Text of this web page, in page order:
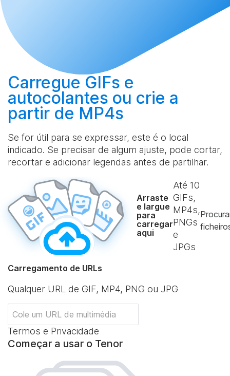
Carregue GIFs e
autocolantes ou crie a
partir de MP4s
Se for útil para se expressar, este é o local
indicado. Se precisar de algum ajuste, pode cortar,
recortar e adicionar legendas antes de partilhar.
Arraste
e largue
para
carregar
aqui
Até 10
GIFs,
MP4s,
PNGs
e
JPGs
Carregamento de URLs
Qualquer URL de GIF, MP4, PNG ou JPG
Termos e Privacidade
Começar a usar o Tenor